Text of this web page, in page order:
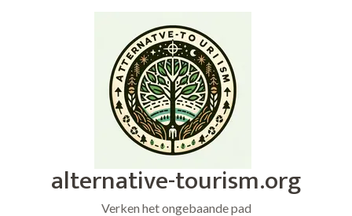
alternative-tourism.org
Verken het ongebaande pad